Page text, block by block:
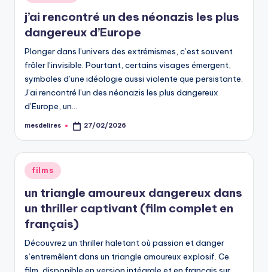
in
j’ai rencontré un des néonazis les plus
dangereux d’Europe
Plonger dans l’univers des extrémismes, c’est souvent
frôler l’invisible. Pourtant, certains visages émergent,
symboles d’une idéologie aussi violente que persistante.
J’ai rencontré l’un des néonazis les plus dangereux
d’Europe, un…
Posted
mesdelires 27/02/2026
Posted
in
films
un triangle amoureux dangereux dans
un thriller captivant (film complet en
français)
Découvrez un thriller haletant où passion et danger
s’entremêlent dans un triangle amoureux explosif. Ce